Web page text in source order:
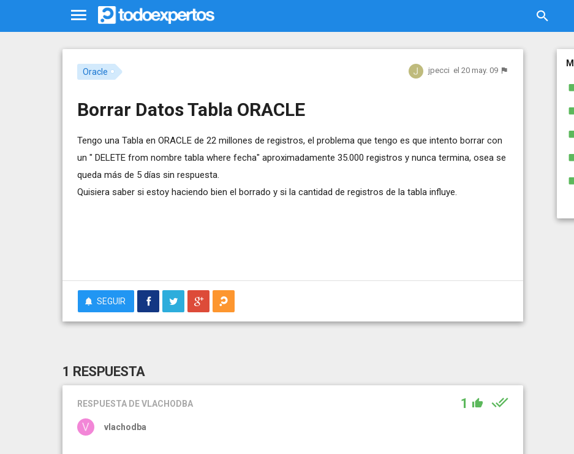
Oracle jpecci el 20 may. 09
Borrar Datos Tabla ORACLE
Tengo una Tabla en ORACLE de 22 millones de registros, el problema que tengo es que intento borrar con
un " DELETE from nombre tabla where fecha" aproximadamente 35.000 registros y nunca termina, osea se
queda más de 5 días sin respuesta.
Quisiera saber si estoy haciendo bien el borrado y si la cantidad de registros de la tabla influye.
SEGUIR
1 RESPUESTA
RESPUESTA DE VLACHODBA 1
vlachodba